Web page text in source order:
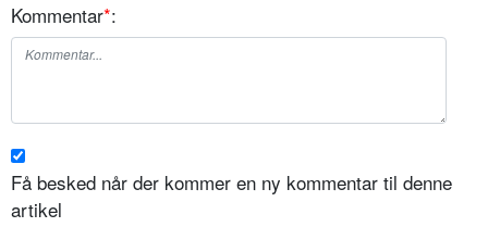
Kommentar*:
Få besked når der kommer en ny kommentar til denne
artikel